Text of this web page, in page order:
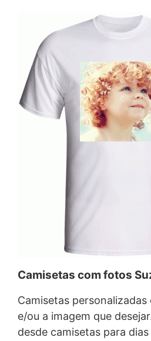
Camisetas com fotos
Camisetas
e/ou a imagem que
desde camisetas para